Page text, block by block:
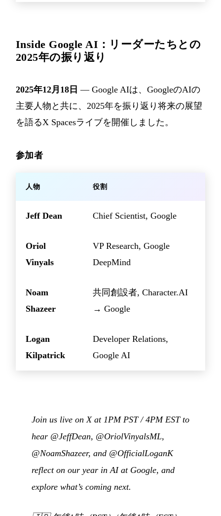
Inside Google AI：リーダーたちとの
2025年の振り返り
2025年12月18日 — Google AIは、GoogleのAIの
主要人物と共に、2025年を振り返り将来の展望
を語るX Spacesライブを開催しました。
参加者
人物 役割
Jeff Dean Chief Scientist, Google
Oriol
Vinyals
VP Research, Google
DeepMind
Noam
Shazeer
共同創設者, Character.AI
→ Google
Logan
Kilpatrick
Developer Relations,
Google AI
Join us live on X at 1PM PST / 4PM EST to
hear @JeffDean, @OriolVinyalsML,
@NoamShazeer, and @OfficialLoganK
reflect on our year in AI at Google, and
explore what’s coming next.